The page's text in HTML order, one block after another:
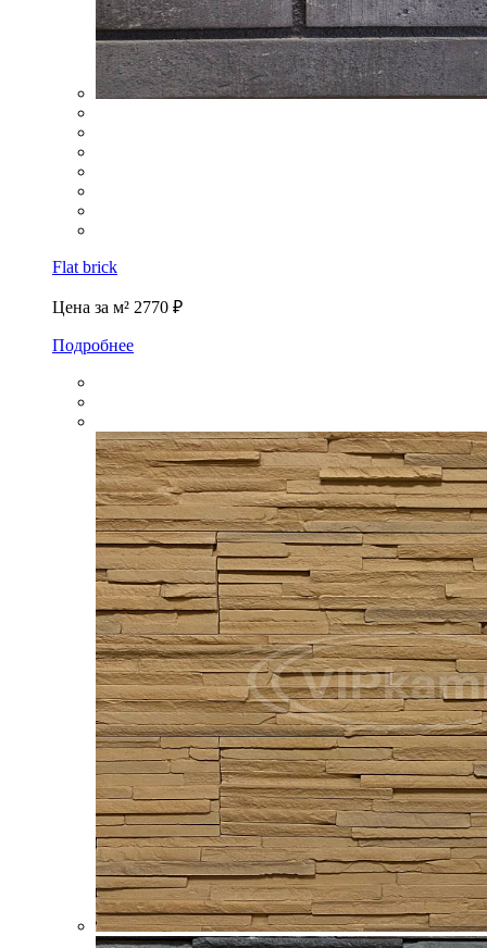
Flat brick
Цена за м² 2770 ₽
Подробнее